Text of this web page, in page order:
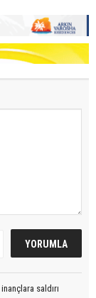
saldırı